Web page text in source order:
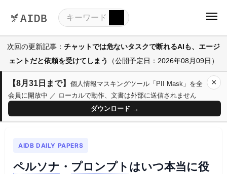
次回の更新記事： チャットでは危ないタスクで断れるAIも、エージ
ェントだと依頼を受けてしまう
（公開予定日：2026年08月09日）
【8月31日まで】 個人情報マスキングツール「PII Mask」を全
会員に開放中 ／ ローカルで動作、文書は外部に送信されません
ダウンロード →
×
AIDB DAILY PAPERS
ペルソナ ・ プロンプト はいつ本当に役